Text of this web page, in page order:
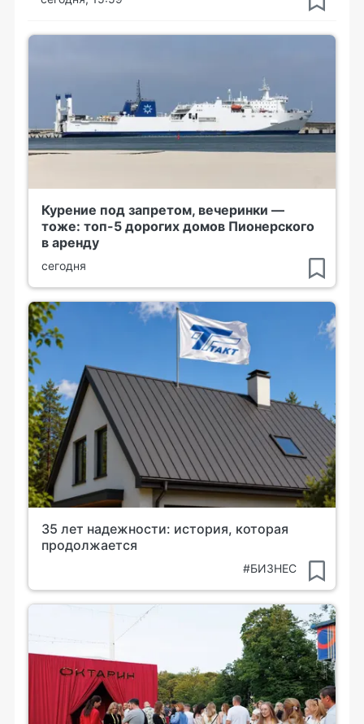
Курение под запретом, вечеринки —
тоже: топ-5 дорогих домов Пионерского
в аренду
сегодня
35 лет надежности: история, которая
продолжается
#БИЗНЕС